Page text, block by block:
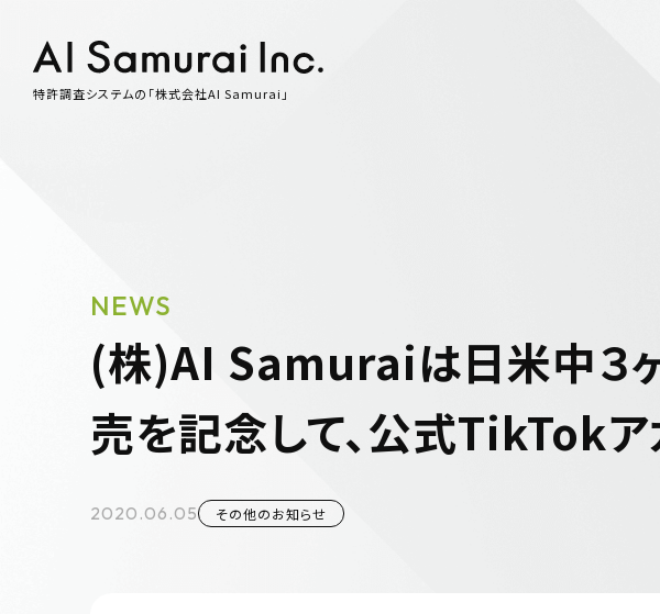
特許調査システムの「株式会社AI Samurai」
(株)AI Samuraiは日米中３
売を記念して、公式TikTokア
NEWS
2020.06.05 その他のお知らせ